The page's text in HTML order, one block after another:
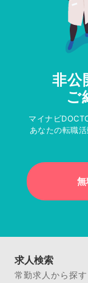
非公
ご
マイナビ
あなたの転職
求人検索
常勤求人から探す